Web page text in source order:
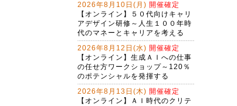
の力でプログラムを自動作成する
（半日研修）締切を知らせるＡＩ秘
書作成研修～Copilot Studioで業務自
動化
ChatGPT×Pythonプログラミング研
修～Excel・WEB操作自動化編（３
日間）
Gemini実践者向け！NotebookLM資
料作成からGem構築まで学ぶ３日間
集中コース
Copilot実践者向け！Excel自動化か
2026年8月10日(月) 開催確定
【オンライン】５０代向けキャリ
アデザイン研修～人生１００年時
代のマネーとキャリアを考える
2026年8月12日(水) 開催確定
【オンライン】生成ＡＩへの仕事
の任せ方ワークショップ～120％
のポテンシャルを発揮する
2026年8月13日(木) 開催確定
【オンライン】ＡＩ時代のクリテ